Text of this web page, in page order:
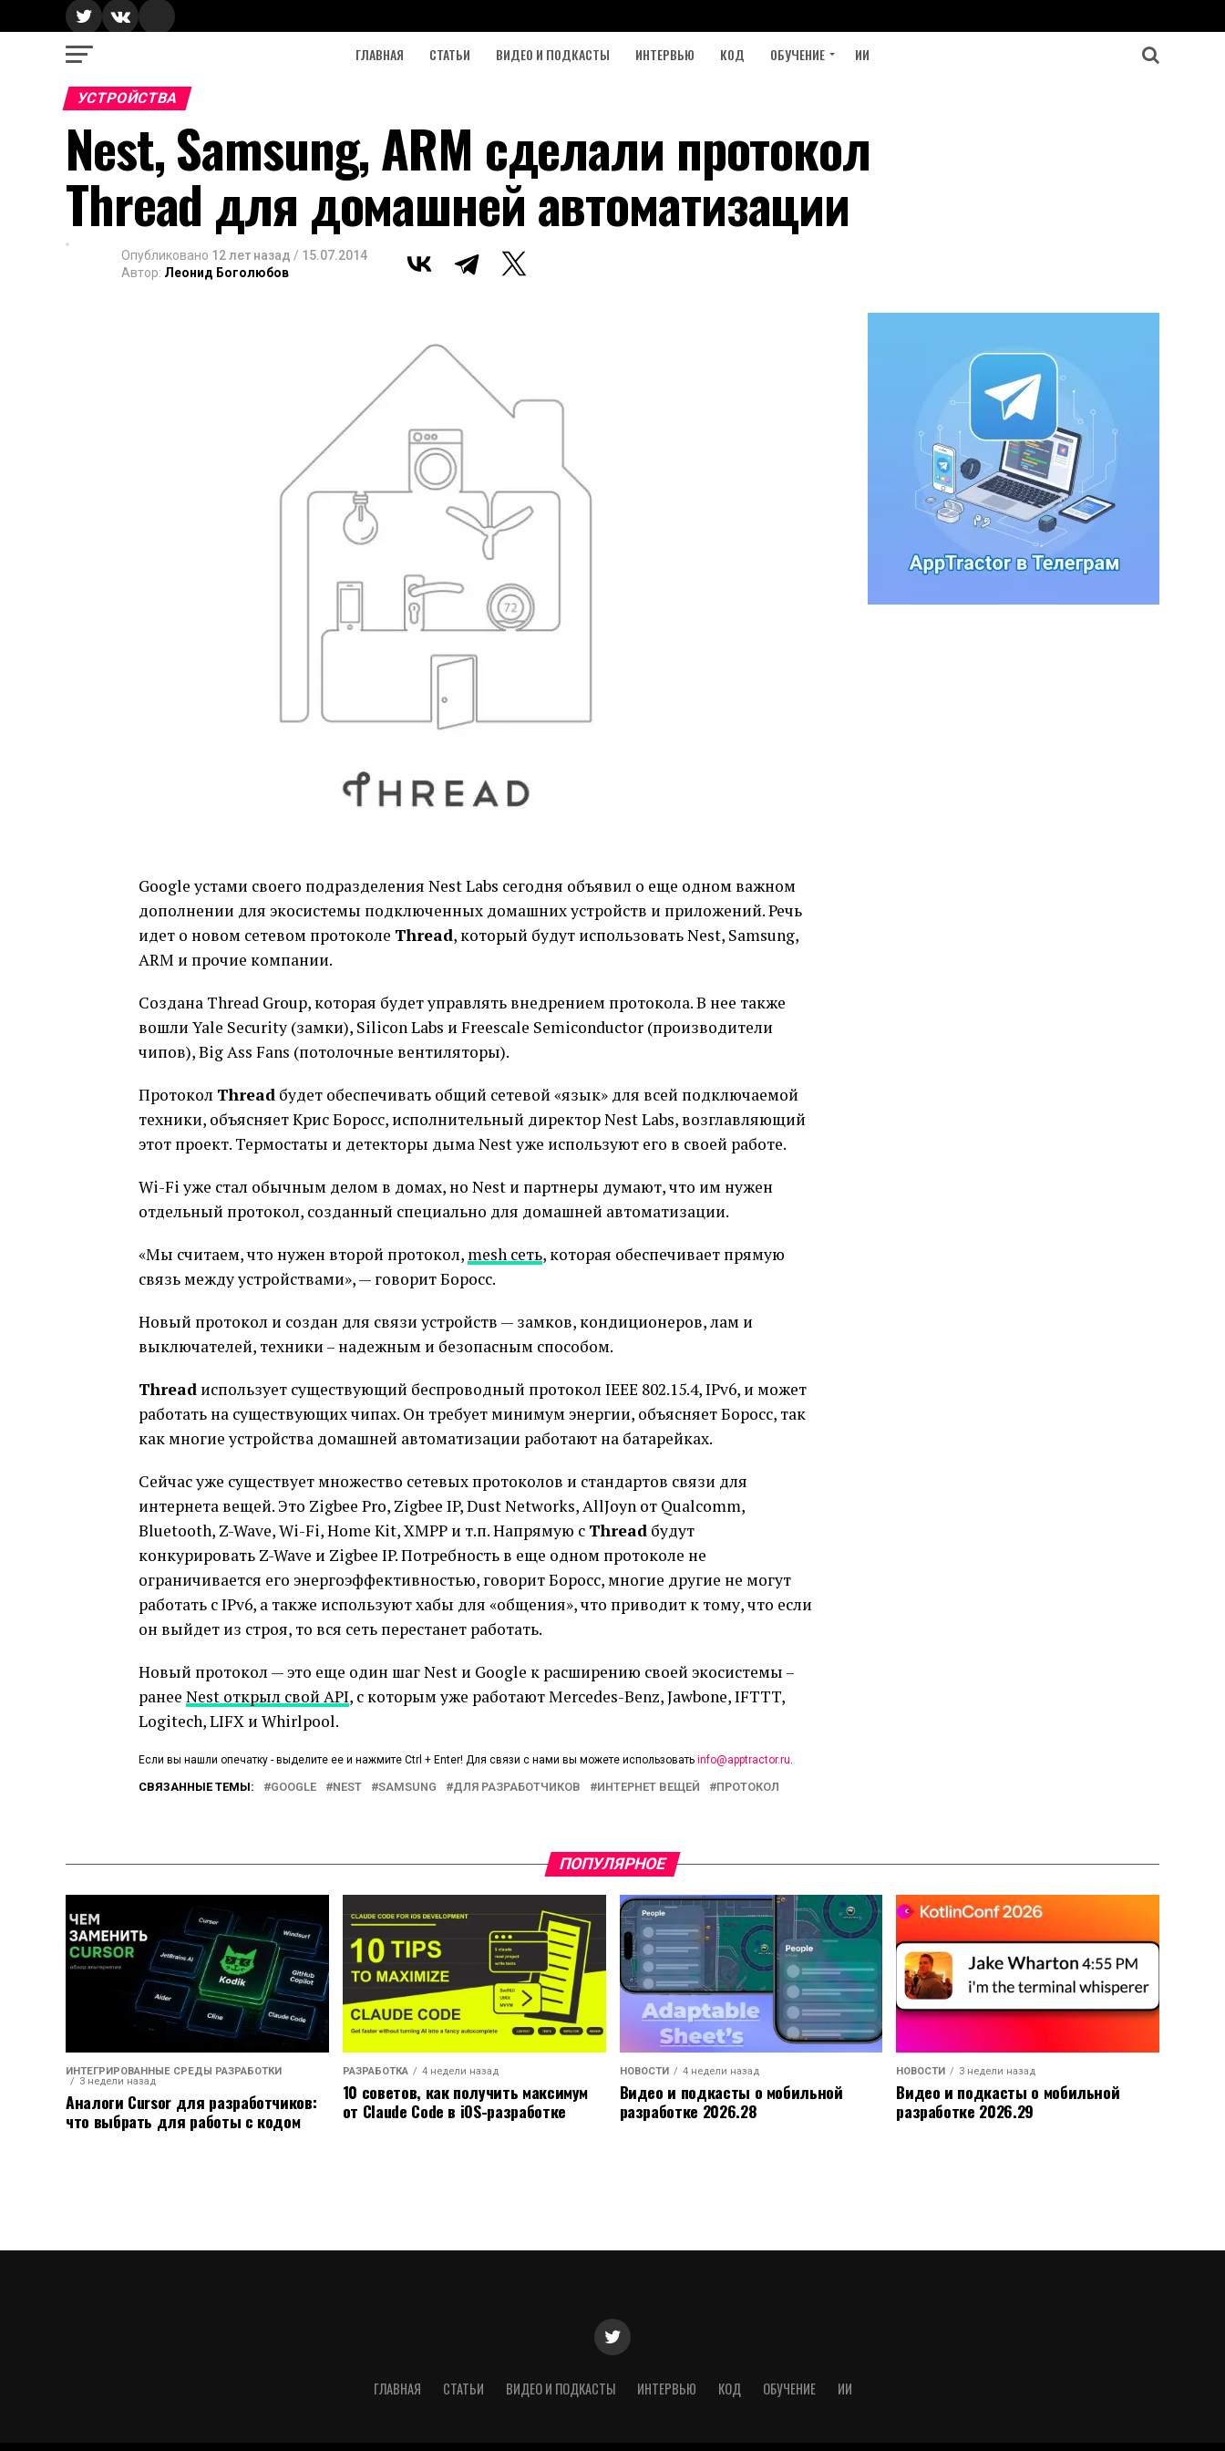
ГЛАВНАЯ СТАТЬИ ВИДЕО И ПОДКАСТЫ ИНТЕРВЬЮ КОД ОБУЧЕНИЕ ИИ
УСТРОЙСТВА
Nest, Samsung, ARM сделали протокол
Thread для домашней автоматизации
Опубликовано 12 лет назад / 15.07.2014
Автор: Леонид Боголюбов
Google устами своего подразделения Nest Labs сегодня объявил о еще одном важном
дополнении для экосистемы подключенных домашних устройств и приложений. Речь
идет о новом сетевом протоколе Thread, который будут использовать Nest, Samsung,
ARM и прочие компании.
Создана Thread Group, которая будет управлять внедрением протокола. В нее также
вошли Yale Security (замки), Silicon Labs и Freescale Semiconductor (производители
чипов), Big Ass Fans (потолочные вентиляторы).
Протокол Thread будет обеспечивать общий сетевой «язык» для всей подключаемой
техники, объясняет Крис Боросс, исполнительный директор Nest Labs, возглавляющий
этот проект. Термостаты и детекторы дыма Nest уже используют его в своей работе.
Wi-Fi уже стал обычным делом в домах, но Nest и партнеры думают, что им нужен
отдельный протокол, созданный специально для домашней автоматизации.
«Мы считаем, что нужен второй протокол, mesh сеть, которая обеспечивает прямую
связь между устройствами», — говорит Боросс.
Новый протокол и создан для связи устройств — замков, кондиционеров, лам и
выключателей, техники – надежным и безопасным способом.
Thread использует существующий беспроводный протокол IEEE 802.15.4, IPv6, и может
работать на существующих чипах. Он требует минимум энергии, объясняет Боросс, так
как многие устройства домашней автоматизации работают на батарейках.
Сейчас уже существует множество сетевых протоколов и стандартов связи для
интернета вещей. Это Zigbee Pro, Zigbee IP, Dust Networks, AllJoyn от Qualcomm,
Bluetooth, Z-Wave, Wi-Fi, Home Kit, XMPP и т.п. Напрямую с Thread будут
конкурировать Z-Wave и Zigbee IP. Потребность в еще одном протоколе не
ограничивается его энергоэффективностью, говорит Боросс, многие другие не могут
работать с IPv6, а также используют хабы для «общения», что приводит к тому, что если
он выйдет из строя, то вся сеть перестанет работать.
Новый протокол — это еще один шаг Nest и Google к расширению своей экосистемы –
ранее Nest открыл свой API, с которым уже работают Mercedes-Benz, Jawbone, IFTTT,
Logitech, LIFX и Whirlpool.
Если вы нашли опечатку - выделите ее и нажмите Ctrl + Enter! Для связи с нами вы можете использовать info@apptractor.ru.
СВЯЗАННЫЕ ТЕМЫ: GOOGLE NEST SAMSUNG ДЛЯ РАЗРАБОТЧИКОВ ИНТЕРНЕТ ВЕЩЕЙ ПРОТОКОЛ
ПОПУЛЯРНОЕ
ИНТЕГРИРОВАННЫЕ СРЕДЫ РАЗРАБОТКИ
3 недели назад
Аналоги Cursor для разработчиков:
что выбрать для работы с кодом
РАЗРАБОТКА 4 недели назад
10 советов, как получить максимум
от Claude Code в iOS-разработке
НОВОСТИ 4 недели назад
Видео и подкасты о мобильной
разработке 2026.28
НОВОСТИ 3 недели назад
Видео и подкасты о мобильной
разработке 2026.29
ГЛАВНАЯ СТАТЬИ ВИДЕО И ПОДКАСТЫ ИНТЕРВЬЮ КОД ОБУЧЕНИЕ ИИ